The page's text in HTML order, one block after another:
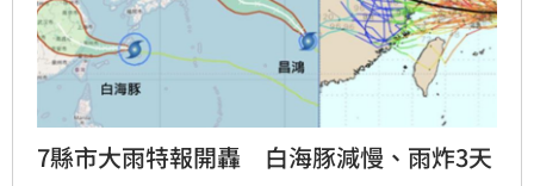
7縣市大雨特報開轟　白海豚減慢、雨炸3天